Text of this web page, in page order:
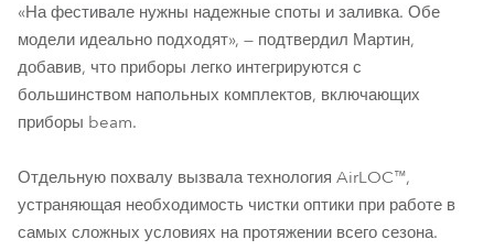
«На фестивале нужны надежные споты и заливка. Обе
модели идеально подходят», — подтвердил Мартин,
добавив, что приборы легко интегрируются с
большинством напольных комплектов, включающих
приборы beam.
Отдельную похвалу вызвала технология AirLOC™,
устраняющая необходимость чистки оптики при работе в
самых сложных условиях на протяжении всего сезона.